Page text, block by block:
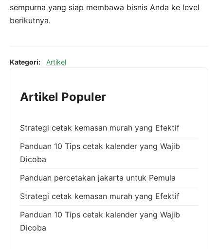
sempurna yang siap membawa bisnis Anda ke level
berikutnya.
Kategori: Artikel
Artikel Populer
Strategi cetak kemasan murah yang Efektif
Panduan 10 Tips cetak kalender yang Wajib
Dicoba
Panduan percetakan jakarta untuk Pemula
Strategi cetak kemasan murah yang Efektif
Panduan 10 Tips cetak kalender yang Wajib
Dicoba